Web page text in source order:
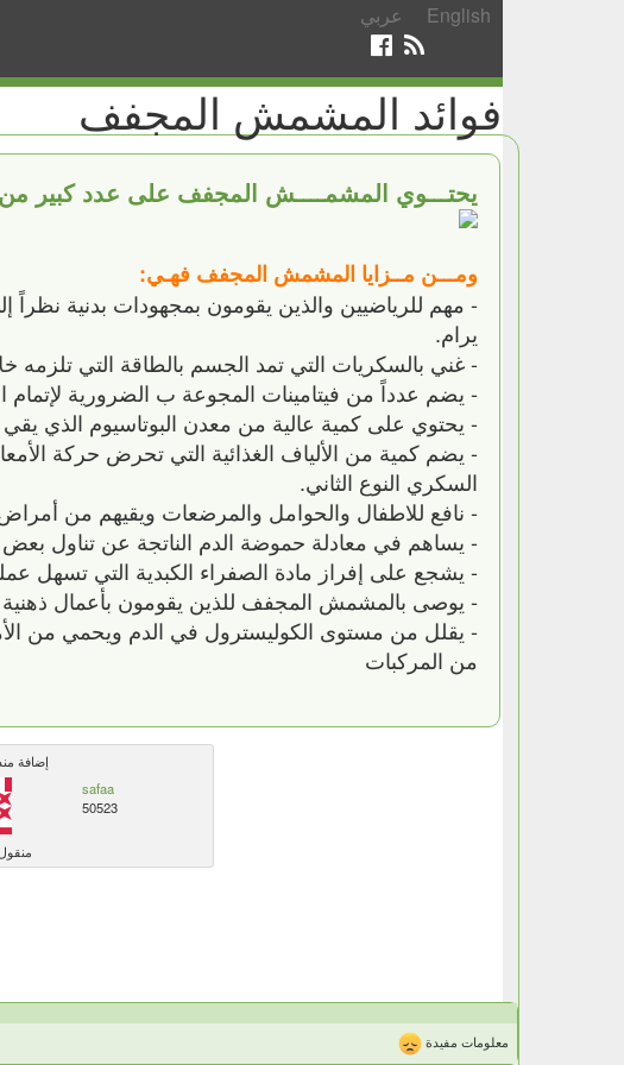
عربي English
فوائد المشمش المجفف
يحتـــوي المشمــــش المجفف على عدد كبير من
ومـــن مــزايا المشمش المجفف فهـي:
- مهم للرياضيين والذين يقومون بمجهودات بدنية نظراً
يرام.
- غني بالسكريات التي تمد الجسم بالطاقة التي تلزمه
- يضم عدداً من فيتامينات المجوعة ب الضرورية
- يحتوي على كمية عالية من معدن البوتاسيوم الذي
- يضم كمية من الألياف الغذائية التي تحرض حركة
السكري النوع الثاني.
- نافع للاطفال والحوامل والمرضعات ويقيهم من
- يساهم في معادلة حموضة الدم الناتجة عن تناول بعض
- يشجع على إفراز مادة الصفراء الكبدية التي تسهل
- يوصى بالمشمش المجفف للذين يقومون بأعمال ذهنية
- يقلل من مستوى الكوليسترول في الدم ويحمي من
من المركبات
إضافة منذ 14
safaa
50523
معلومات مفيدة